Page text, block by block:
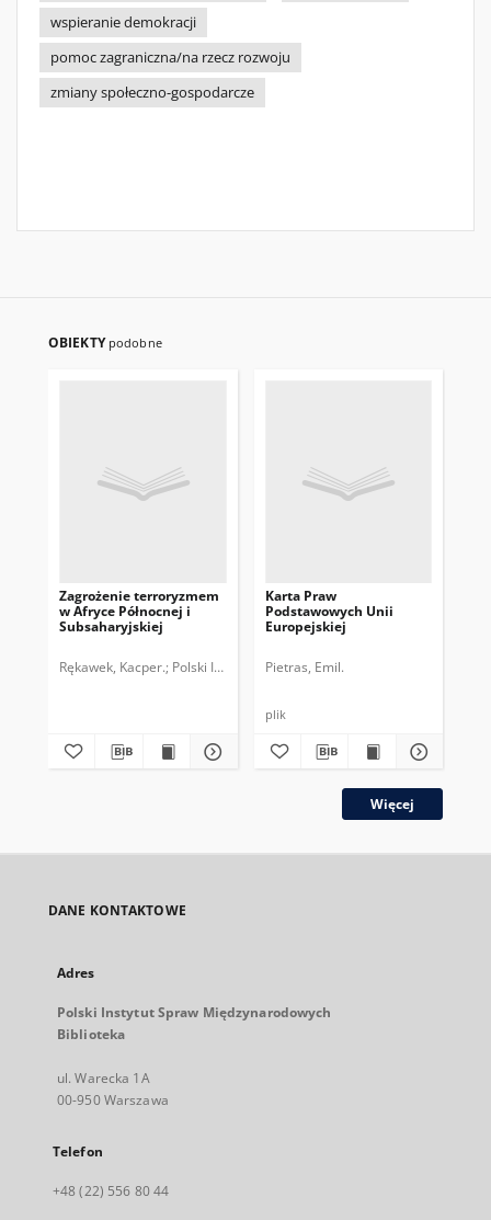
wspieranie demokracji
pomoc zagraniczna/na rzecz rozwoju
zmiany społeczno-gospodarcze
OBIEKTY podobne
Zagrożenie terroryzmem
w Afryce Północnej i
Subsaharyjskiej
Rękawek, Kacper. Polski Instytut Spraw Międzynarodowych.
Karta Praw
Podstawowych Unii
Europejskiej
Pietras, Emil.
plik
Więcej
DANE KONTAKTOWE
Adres
Polski Instytut Spraw Międzynarodowych
Biblioteka
ul. Warecka 1A
00-950 Warszawa
Telefon
+48 (22) 556 80 44